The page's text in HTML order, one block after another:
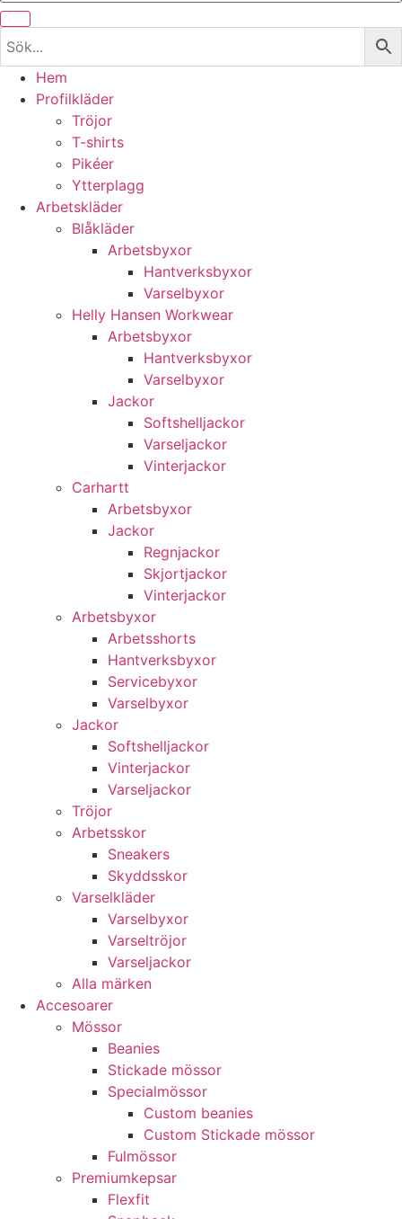
Hem
Profilkläder
Tröjor
T-shirts
Pikéer
Ytterplagg
Arbetskläder
Blåkläder
Arbetsbyxor
Hantverksbyxor
Varselbyxor
Helly Hansen Workwear
Arbetsbyxor
Hantverksbyxor
Varselbyxor
Jackor
Softshelljackor
Varseljackor
Vinterjackor
Carhartt
Arbetsbyxor
Jackor
Regnjackor
Skjortjackor
Vinterjackor
Arbetsbyxor
Arbetsshorts
Hantverksbyxor
Servicebyxor
Varselbyxor
Jackor
Softshelljackor
Vinterjackor
Varseljackor
Tröjor
Arbetsskor
Sneakers
Skyddsskor
Varselkläder
Varselbyxor
Varseltröjor
Varseljackor
Alla märken
Accesoarer
Mössor
Beanies
Stickade mössor
Specialmössor
Custom beanies
Custom Stickade mössor
Fulmössor
Premiumkepsar
Flexfit